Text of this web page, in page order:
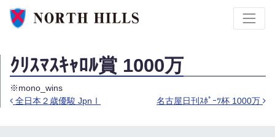
ｸﾘｽﾏｽｷｬﾛﾙ賞 1000万
※mono_wins
全日本２歳優駿 JpnⅠ 名古屋日刊ｽﾎﾟｰﾂ杯 1000万